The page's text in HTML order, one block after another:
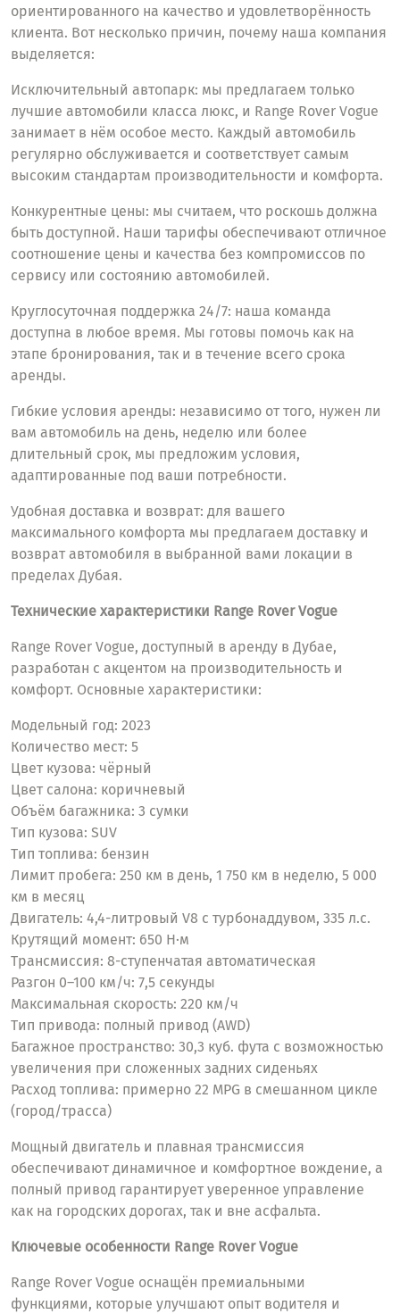
ориентированного на качество и удовлетворённость
клиента. Вот несколько причин, почему наша компания
выделяется:
Исключительный автопарк: мы предлагаем только
лучшие автомобили класса люкс, и Range Rover Vogue
занимает в нём особое место. Каждый автомобиль
регулярно обслуживается и соответствует самым
высоким стандартам производительности и комфорта.
Конкурентные цены: мы считаем, что роскошь должна
быть доступной. Наши тарифы обеспечивают отличное
соотношение цены и качества без компромиссов по
сервису или состоянию автомобилей.
Круглосуточная поддержка 24/7: наша команда
доступна в любое время. Мы готовы помочь как на
этапе бронирования, так и в течение всего срока
аренды.
Гибкие условия аренды: независимо от того, нужен ли
вам автомобиль на день, неделю или более
длительный срок, мы предложим условия,
адаптированные под ваши потребности.
Удобная доставка и возврат: для вашего
максимального комфорта мы предлагаем доставку и
возврат автомобиля в выбранной вами локации в
пределах Дубая.
Технические характеристики Range Rover Vogue
Range Rover Vogue, доступный в аренду в Дубае,
разработан с акцентом на производительность и
комфорт. Основные характеристики:
Модельный год: 2023
Количество мест: 5
Цвет кузова: чёрный
Цвет салона: коричневый
Объём багажника: 3 сумки
Тип кузова: SUV
Тип топлива: бензин
Лимит пробега: 250 км в день, 1 750 км в неделю, 5 000
км в месяц
Двигатель: 4,4-литровый V8 с турбонаддувом, 335 л.с.
Крутящий момент: 650 Н·м
Трансмиссия: 8-ступенчатая автоматическая
Разгон 0–100 км/ч: 7,5 секунды
Максимальная скорость: 220 км/ч
Тип привода: полный привод (AWD)
Багажное пространство: 30,3 куб. фута с возможностью
увеличения при сложенных задних сиденьях
Расход топлива: примерно 22 MPG в смешанном цикле
(город/трасса)
Мощный двигатель и плавная трансмиссия
обеспечивают динамичное и комфортное вождение, а
полный привод гарантирует уверенное управление
как на городских дорогах, так и вне асфальта.
Ключевые особенности Range Rover Vogue
Range Rover Vogue оснащён премиальными
функциями, которые улучшают опыт водителя и